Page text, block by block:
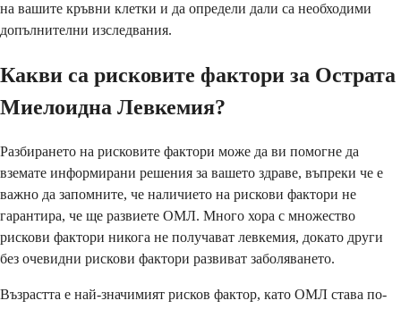
на вашите кръвни клетки и да определи дали са необходими
допълнителни изследвания.
Какви са рисковите фактори за Острата
Миелоидна Левкемия?
Разбирането на рисковите фактори може да ви помогне да
вземате информирани решения за вашето здраве, въпреки че е
важно да запомните, че наличието на рискови фактори не
гарантира, че ще развиете ОМЛ. Много хора с множество
рискови фактори никога не получават левкемия, докато други
без очевидни рискови фактори развиват заболяването.
Възрастта е най-значимият рисков фактор, като ОМЛ става по-